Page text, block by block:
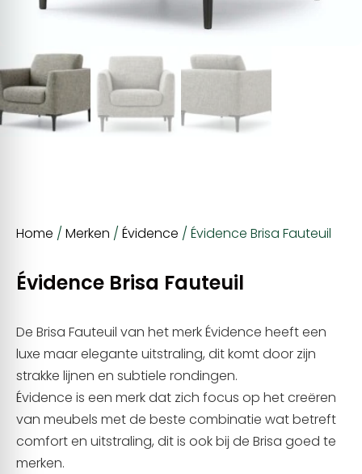
Home / Merken / Évidence / Évidence Brisa Fauteuil
Évidence Brisa Fauteuil
De Brisa Fauteuil van het merk Évidence heeft een
luxe maar elegante uitstraling, dit komt door zijn
strakke lijnen en subtiele rondingen.
Évidence is een merk dat zich focus op het creëren
van meubels met de beste combinatie wat betreft
comfort en uitstraling, dit is ook bij de Brisa goed te
merken.